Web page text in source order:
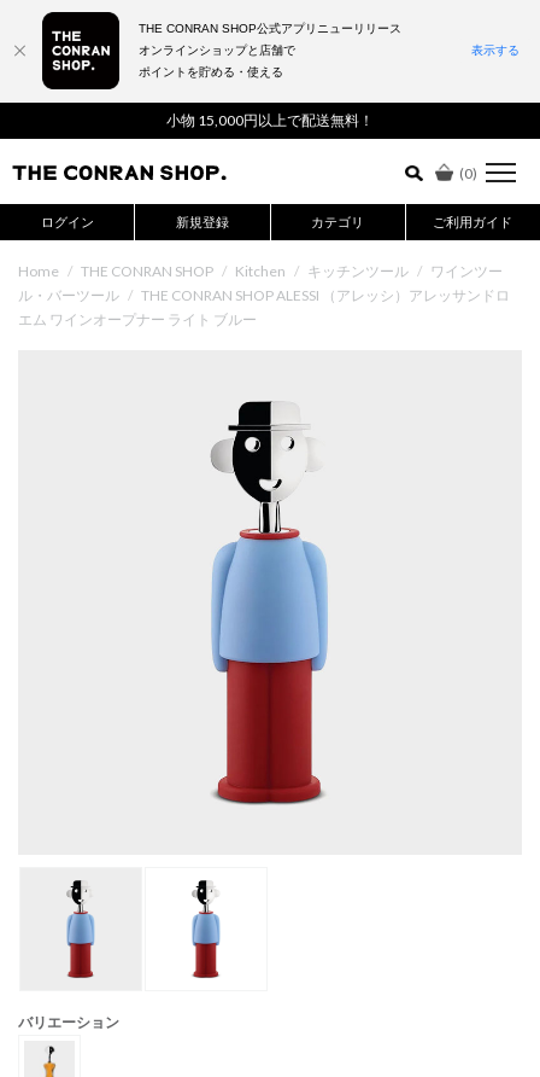
小物 15,000円以上で配送無料！
(0)
ログイン 新規登録 カテゴリ ご利用ガイド
詳細検索はこちら
Home / THE CONRAN SHOP / Kitchen / キッチンツール / ワインツー
ル・バーツール / THE CONRAN SHOP ALESSI （アレッシ）アレッサンドロ
エム ワインオープナー ライト ブルー
バリエーション
THE CONRAN SHOP公式アプリニューリリース
オンラインショップと店舗で
ポイントを貯める・使える
表示する